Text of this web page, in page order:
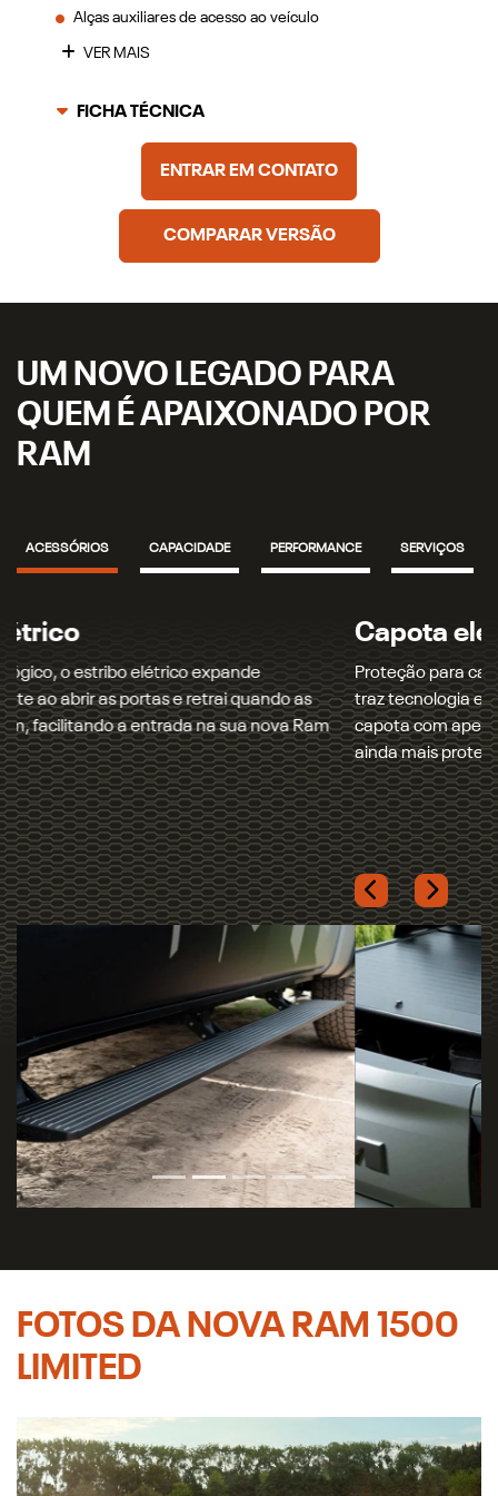
Alças auxiliares de acesso ao veículo
VER MAIS
FICHA TÉCNICA
ENTRAR EM CONTATO
COMPARAR VERSÃO
UM NOVO LEGADO PARA
QUEM É APAIXONADO POR
RAM
ACESSÓRIOS CAPACIDADE PERFORMANCE SERVIÇOS
Capota elétrica
Proteção para caçamba e carga: a capota marítima elétrica
traz tecnologia e praticidade, permitindo abrir e fechar a
capota com apenas um toque e mantendo os seus itens
ainda mais protegidos.
Previous Next
Próximo
Tapete de borda elevada
FOTOS DA NOVA RAM 1500
LIMITED